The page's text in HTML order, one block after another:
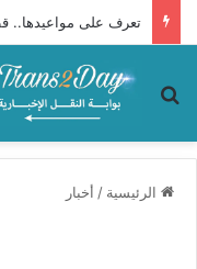
بحث عن
الرئيسية / أخبار